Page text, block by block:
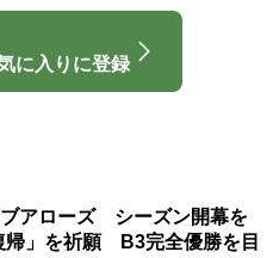
に入りに登録
アローズ シーズン開幕を
帰」を祈願 B3完全優勝を目